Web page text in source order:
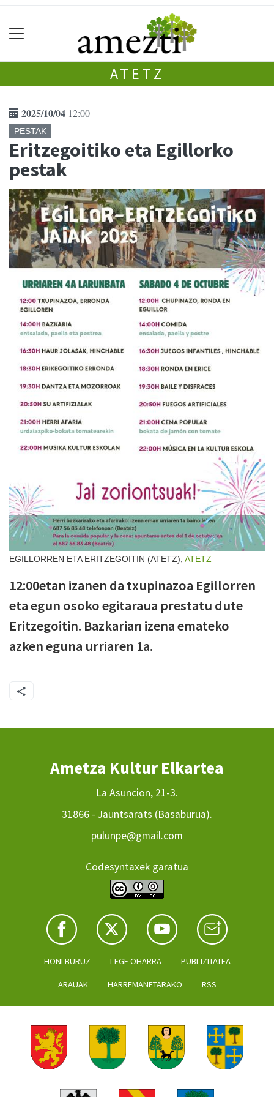
ATETZ
2025/10/04 12:00
PESTAK
Eritzegoitiko eta Egillorko
pestak
EGILLORREN ETA ERITZEGOITIN (ATETZ), ATETZ
12:00etan izanen da txupinazoa Egillorren
eta egun osoko egitaraua prestatu dute
Eritzegoitin. Bazkarian izena emateko
azken eguna urriaren 1a.
Ametza Kultur Elkartea
La Asuncion, 21-3.
31866 - Jauntsarats (Basaburua).
pulunpe@gmail.com
Codesyntaxek garatua
HONI BURUZ LEGE OHARRA PUBLIZITATEA
ARAUAK HARREMANETARAKO RSS